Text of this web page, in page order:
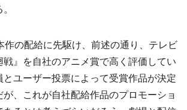
の配給に先駆け、前述の通り、テレビ
』を自社のアニメ賞で高く評価してい
ユーザー投票によって受賞作品が決定
、これが自社配給作品のプロモーショ